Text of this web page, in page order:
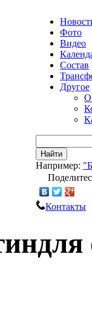
Фото
Видео
Состав
Другое
О
Найти
Например:
Контакты